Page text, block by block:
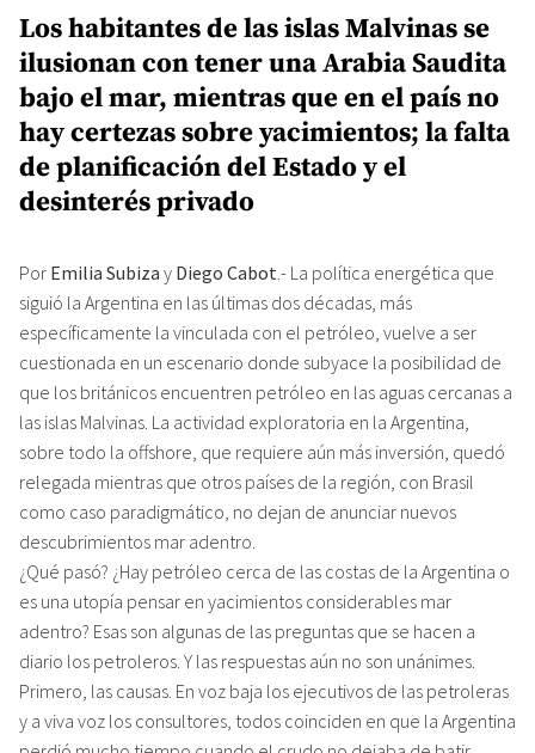
Los habitantes de las islas Malvinas se
ilusionan con tener una Arabia Saudita
bajo el mar, mientras que en el país no
hay certezas sobre yacimientos; la falta
de planificación del Estado y el
desinterés privado
Por Emilia Subiza y Diego Cabot .- La política energética que
siguió la Argentina en las últimas dos décadas, más
específicamente la vinculada con el petróleo, vuelve a ser
cuestionada en un escenario donde subyace la posibilidad de
que los británicos encuentren petróleo en las aguas cercanas a
las islas Malvinas. La actividad exploratoria en la Argentina,
sobre todo la offshore, que requiere aún más inversión, quedó
relegada mientras que otros países de la región, con Brasil
como caso paradigmático, no dejan de anunciar nuevos
descubrimientos mar adentro.
¿Qué pasó? ¿Hay petróleo cerca de las costas de la Argentina o
es una utopía pensar en yacimientos considerables mar
adentro? Esas son algunas de las preguntas que se hacen a
diario los petroleros. Y las respuestas aún no son unánimes.
Primero, las causas. En voz baja los ejecutivos de las petroleras
y a viva voz los consultores, todos coinciden en que la Argentina